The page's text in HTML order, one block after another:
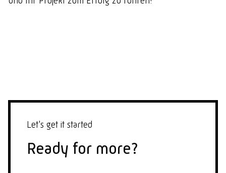
Let's get it started
Ready for more?